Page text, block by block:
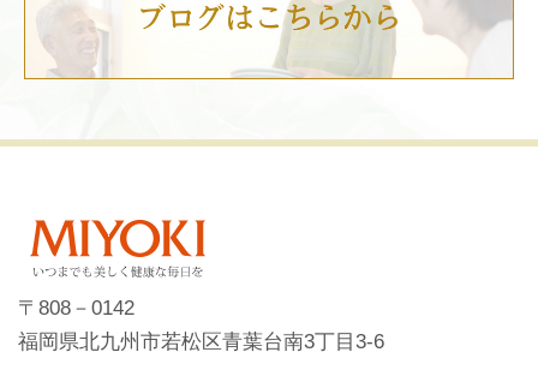
〒808－0142
福岡県北九州市若松区青葉台南3丁目3-6